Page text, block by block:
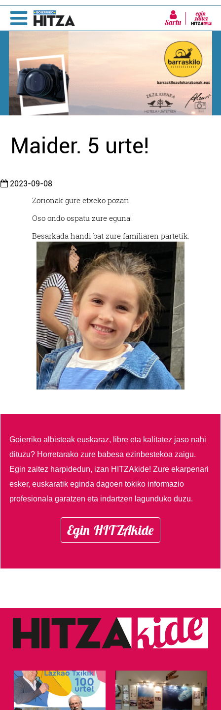
Sartu
Maider. 5 urte!
2023-09-08
Zorionak gure etxeko pozari!
Oso ondo ospatu zure eguna!
Besarkada handi bat zure familiaren partetik.
Goierriko albisteak euskaraz, libre eta kalitatez jaso nahi
dituzu? Horretarako zure babesa ezinbestekoa zaigu.
Egin zaitez harpidedun, izan HITZAkide!Zure ekarpenari
esker, euskaratik eginda dagoen tokiko informazio
profesionala garatzen eta indartzen lagunduko duzu.
Egin HITZAkide